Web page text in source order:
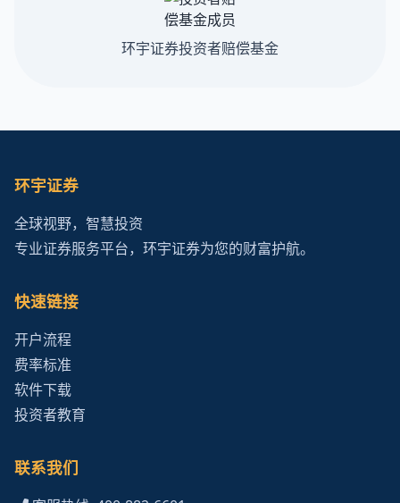
环宇证券投资者赔偿基金
环宇证券
全球视野，智慧投资
专业证券服务平台，环宇证券为您的财富护航。
快速链接
开户流程
费率标准
软件下载
投资者教育
联系我们